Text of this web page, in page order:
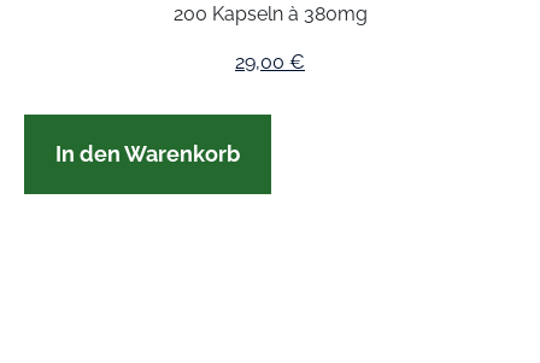
200 Kapseln à 380mg
29,00 €
In den Warenkorb